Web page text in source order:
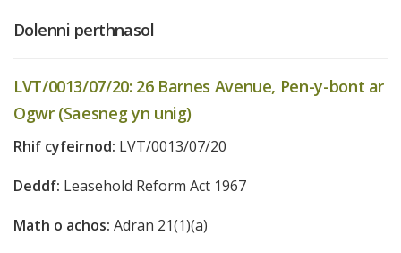
Dolenni perthnasol
LVT/0013/07/20: 26 Barnes Avenue, Pen-y-bont ar
Ogwr (Saesneg yn unig)
Rhif cyfeirnod: LVT/0013/07/20
Deddf: Leasehold Reform Act 1967
Math o achos: Adran 21(1)(a)